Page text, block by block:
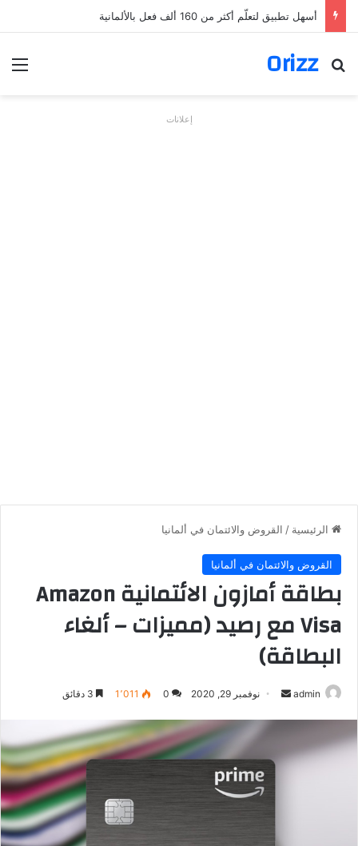
أسهل تطبيق لتعلّم أكثر من 160 ألف فعل بالألمانية
Orizz
بحث عن
إعلانات
الرئيسية / القروض والائتمان في ألمانيا
القروض والائتمان في ألمانيا
بطاقة أمازون الائتمانية Amazon
Visa مع رصيد (مميزات – ألغاء
البطاقة)
admin
أرسل نوفمبر 29, 2020 0 1٬011